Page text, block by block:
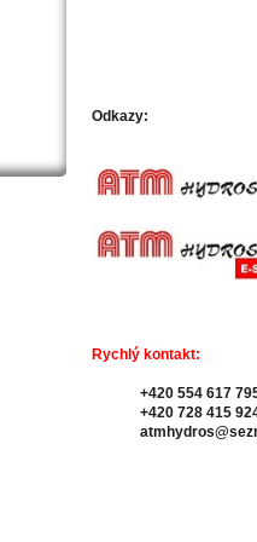
Odkazy:
Rychlý kontakt:
+420 554 617
+420 728 415